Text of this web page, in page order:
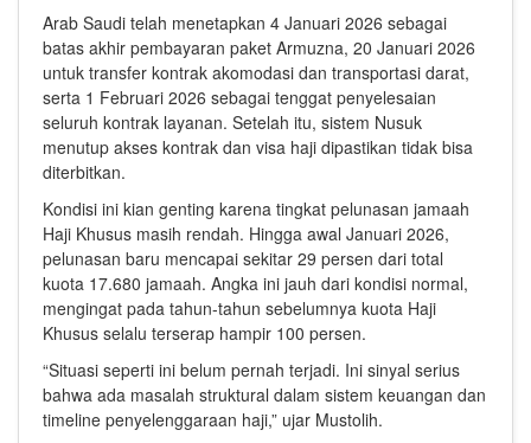
Arab Saudi telah menetapkan 4 Januari 2026 sebagai
batas akhir pembayaran paket Armuzna, 20 Januari 2026
untuk transfer kontrak akomodasi dan transportasi darat,
serta 1 Februari 2026 sebagai tenggat penyelesaian
seluruh kontrak layanan. Setelah itu, sistem Nusuk
menutup akses kontrak dan visa haji dipastikan tidak bisa
diterbitkan.
Kondisi ini kian genting karena tingkat pelunasan jamaah
Haji Khusus masih rendah. Hingga awal Januari 2026,
pelunasan baru mencapai sekitar 29 persen dari total
kuota 17.680 jamaah. Angka ini jauh dari kondisi normal,
mengingat pada tahun-tahun sebelumnya kuota Haji
Khusus selalu terserap hampir 100 persen.
“Situasi seperti ini belum pernah terjadi. Ini sinyal serius
bahwa ada masalah struktural dalam sistem keuangan dan
timeline penyelenggaraan haji,” ujar Mustolih.